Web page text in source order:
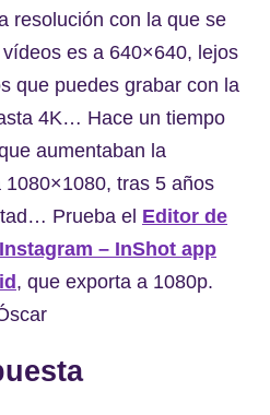
resolución con la que se
es a 640×640, lejos
que puedes grabar con la
4K… Hace un tiempo
aumentaban la
1080×1080, tras 5 años
Prueba el Editor de
– InShot app
, que exporta a 1080p.